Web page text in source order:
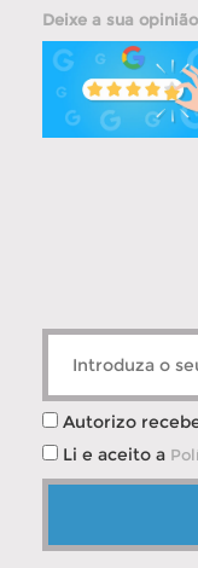
Deixe a sua
Autorizo
Li e aceito a